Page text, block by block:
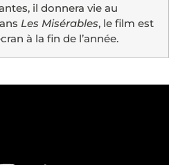
il donnera vie au
Les Misérables, le film est
à la fin de l’année.